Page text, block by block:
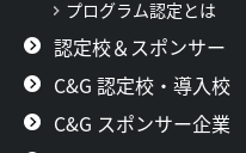
プログラム認定とは
認定校＆スポンサー
C&G 認定校・導入校
C&G スポンサー企業